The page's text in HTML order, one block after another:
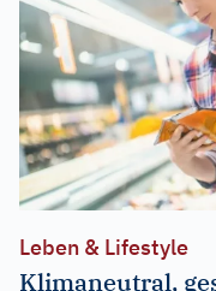
Leben & Lifestyle
Klimaneutral,